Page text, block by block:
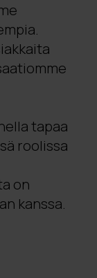
tapaa
roolissa
on
kanssa.